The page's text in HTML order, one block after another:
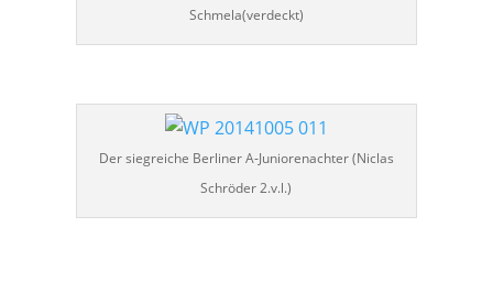
Schmela(verdeckt)
Der sieg­rei­che Ber­li­ner A‑Juniorenachter (Nic­las
Schrö­der 2.v.l.)